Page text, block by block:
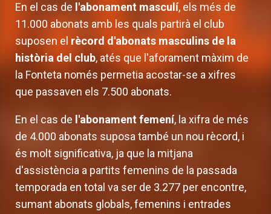
En el cas de l'abonament masculí, els més de
11.000 abonats amb les quals partirà el club
suposen el rècord d'abonats masculins de la
història del club, atés que l'aforament màxim de
la Fonteta només permetia acostar-se a xifres
que passaven els 7.500 abonats.
En el cas de l'abonament femení, la xifra de més
de 4.000 abonats suposa també un nou rècord, i
és molt significativa, ja que la mitjana
d'assistència a partits femenins de la passada
temporada en total va ser de 3.277 per encontre,
sumant abonats globals, femenins i entrades